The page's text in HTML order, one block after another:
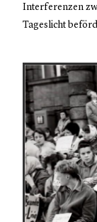
Interferenzen
Tageslicht